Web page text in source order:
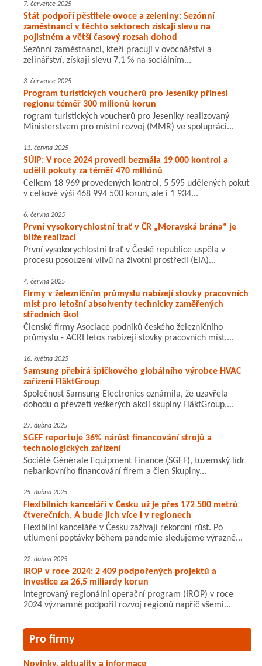
7. července 2025
Stát podpoří pěstitele ovoce a zeleniny: Sezónní
zaměstnanci v těchto sektorech získají slevu na
pojistném a větší časový rozsah dohod
Sezónní zaměstnanci, kteří pracují v ovocnářství a
zelinářství, získají slevu 7,1 % na sociálním...
3. července 2025
Program turistických voucherů pro Jeseníky přinesl
regionu téměř 300 milionů korun
rogram turistických voucherů pro Jeseníky realizovaný
Ministerstvem pro místní rozvoj (MMR) ve spolupráci...
11. června 2025
SÚIP: V roce 2024 provedl bezmála 19 000 kontrol a
udělil pokuty za téměř 470 miliónů
Celkem 18 969 provedených kontrol, 5 595 udělených pokut
v celkové výši 468 994 500 korun, ale i 1 934...
6. června 2025
První vysokorychlostní trať v ČR „Moravská brána“ je
blíže realizaci
První vysokorychlostní trať v České republice uspěla v
procesu posouzení vlivů na životní prostředí (EIA)...
4. června 2025
Firmy v železničním průmyslu nabízejí stovky pracovních
míst pro letošní absolventy technicky zaměřených
středních škol
Členské firmy Asociace podniků českého železničního
průmyslu - ACRI letos nabízejí stovky pracovních míst,...
16. května 2025
Samsung přebírá špičkového globálního výrobce HVAC
zařízení FläktGroup
Společnost Samsung Electronics oznámila, že uzavřela
dohodu o převzetí veškerých akcií skupiny FläktGroup,...
27. dubna 2025
SGEF reportuje 36% nárůst financování strojů a
technologických zařízení
Société Générale Equipment Finance (SGEF), tuzemský lídr
nebankovního financování firem a člen Skupiny...
25. dubna 2025
Flexibilních kanceláří v Česku už je přes 172 500 metrů
čtverečních. A bude jich více i v regionech
Flexibilní kanceláře v Česku zažívají rekordní růst. Po
utlumení poptávky během pandemie sledujeme výrazné...
22. dubna 2025
IROP v roce 2024: 2 409 podpořených projektů a
investice za 26,5 miliardy korun
Integrovaný regionální operační program (IROP) v roce
2024 významně podpořil rozvoj regionů napříč všemi...
Pro firmy